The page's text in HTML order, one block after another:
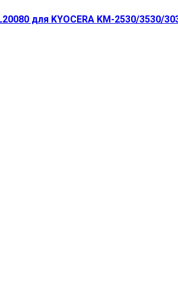
для KYOCERA KM-2530/3530/